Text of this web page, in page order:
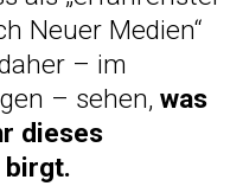
Neuer Medien“
– im
– sehen, was
dieses
birgt.